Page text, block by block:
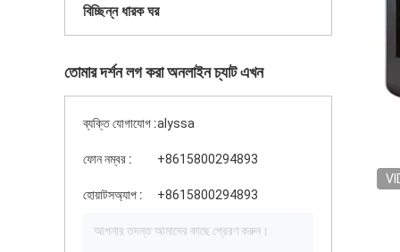
বিচ্ছিন্ন ধারক ঘর
তোমার দর্শন লগ করা অনলাইন চ্যাট এখন
ব্যক্তি যোগাযোগ :alyssa
ফোন নম্বর : +8615800294893
হোয়াটসঅ্যাপ : +8615800294893